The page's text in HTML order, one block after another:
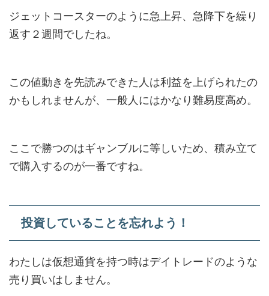
ジェットコースターのように急上昇、急降下を繰り
返す２週間でしたね。
この値動きを先読みできた人は利益を上げられたの
かもしれませんが、一般人にはかなり難易度高め。
ここで勝つのはギャンブルに等しいため、積み立て
で購入するのが一番ですね。
投資していることを忘れよう！
わたしは仮想通貨を持つ時はデイトレードのような
売り買いはしません。